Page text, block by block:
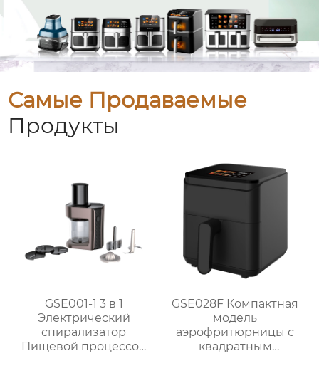
Самые Продаваемые
Продукты
GSE001-1 3 в 1
Электрический
спирализатор
Пищевой процессор
GSE028F Компактная
модель
аэрофритюрницы с
квадратным